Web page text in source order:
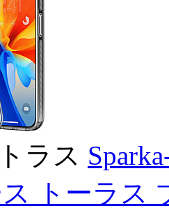
ラス
トーラス